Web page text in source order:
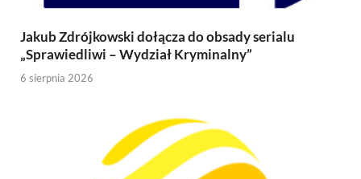
Jakub Zdrójkowski dołącza do obsady serialu
„Sprawiedliwi – Wydział Kryminalny”
6 sierpnia 2026